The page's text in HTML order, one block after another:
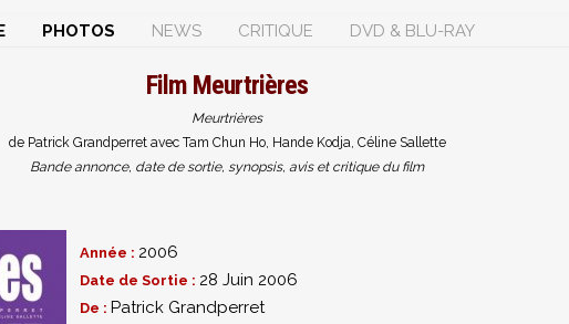
PHOTOS NEWS CRITIQUE DVD & BLU-RAY
Film Meurtrières
Meurtrières
de Patrick Grandperret avec Tam Chun Ho, Hande Kodja, Céline Sallette
Bande annonce, date de sortie, synopsis, avis et critique du film
Année : 2006
Date de Sortie : 28 Juin 2006
De : Patrick Grandperret